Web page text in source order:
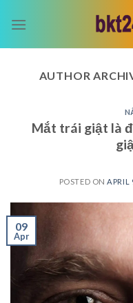
AUTHOR
Mắt trái giật là
POSTED ON APRIL
09
Apr